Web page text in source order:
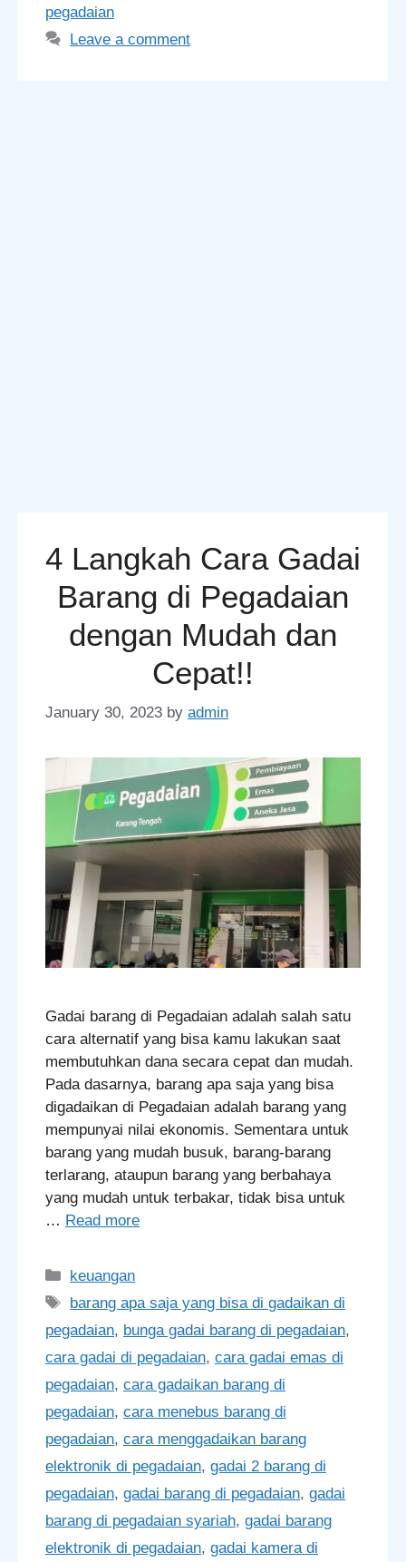
pegadaian
Leave a comment
4 Langkah Cara Gadai
Barang di Pegadaian
dengan Mudah dan
Cepat!!
January 30, 2023 by admin
Gadai barang di Pegadaian adalah salah satu
cara alternatif yang bisa kamu lakukan saat
membutuhkan dana secara cepat dan mudah.
Pada dasarnya, barang apa saja yang bisa
digadaikan di Pegadaian adalah barang yang
mempunyai nilai ekonomis. Sementara untuk
barang yang mudah busuk, barang-barang
terlarang, ataupun barang yang berbahaya
yang mudah untuk terbakar, tidak bisa untuk
… Read more
Categories
keuangan
Tags
barang apa saja yang bisa di gadaikan di
pegadaian, bunga gadai barang di pegadaian,
cara gadai di pegadaian, cara gadai emas di
pegadaian, cara gadaikan barang di
pegadaian, cara menebus barang di
pegadaian, cara menggadaikan barang
elektronik di pegadaian, gadai 2 barang di
pegadaian, gadai barang di pegadaian, gadai
barang di pegadaian syariah, gadai barang
elektronik di pegadaian, gadai kamera di